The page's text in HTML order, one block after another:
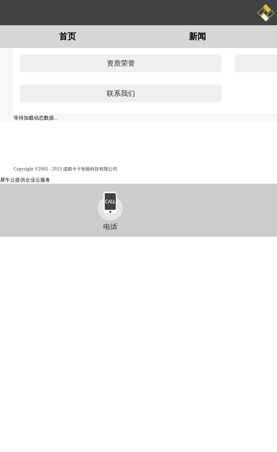
首页 新闻
资质荣誉
联系我们
等待加载动态数据...
Copyright ©2005 - 2013 成都卡卡智能科技有限公司
犀牛云提供企业云服务